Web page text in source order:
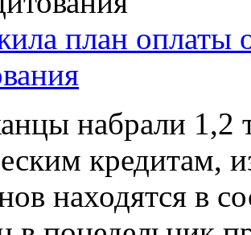
план оплаты
набрали 1,2
кредитам,
находятся в